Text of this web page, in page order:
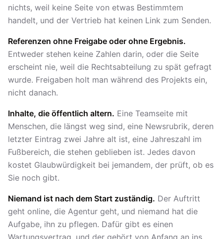
nichts, weil keine Seite von etwas Bestimmtem
handelt, und der Vertrieb hat keinen Link zum Senden.
Referenzen ohne Freigabe oder ohne Ergebnis.
Entweder stehen keine Zahlen darin, oder die Seite
erscheint nie, weil die Rechtsabteilung zu spät gefragt
wurde. Freigaben holt man während des Projekts ein,
nicht danach.
Inhalte, die öffentlich altern. Eine Teamseite mit
Menschen, die längst weg sind, eine Newsrubrik, deren
letzter Eintrag zwei Jahre alt ist, eine Jahreszahl im
Fußbereich, die stehen geblieben ist. Jedes davon
kostet Glaubwürdigkeit bei jemandem, der prüft, ob es
Sie noch gibt.
Niemand ist nach dem Start zuständig. Der Auftritt
geht online, die Agentur geht, und niemand hat die
Aufgabe, ihn zu pflegen. Dafür gibt es einen
Wartungsvertrag, und der gehört von Anfang an ins